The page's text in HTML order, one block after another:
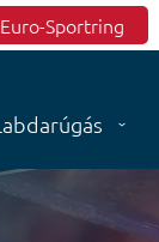
Sportring